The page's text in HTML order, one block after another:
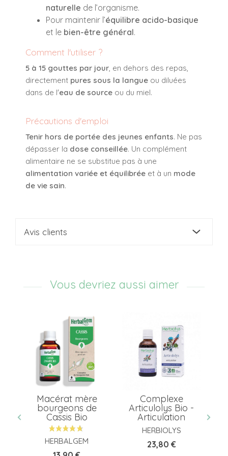
naturelle de l’organisme.
Pour maintenir l’équilibre acido-basique
et le bien-être général.
Comment l'utiliser ?
5 à 15 gouttes par jour, en dehors des repas,
directement pures sous la langue ou diluées
dans de l'eau de source ou du miel.
Précautions d'emploi
Tenir hors de portée des jeunes enfants. Ne pas
dépasser la dose conseillée. Un complément
alimentaire ne se substitue pas à une
alimentation variée et équilibrée et à un mode
de vie sain.
Avis clients
Vous devriez aussi aimer
Macérat mère
bourgeons de
Cassis Bio
HERBALGEM
Complexe
Articulolys Bio -
Articulation
HERBIOLYS
Prix
23,80 €